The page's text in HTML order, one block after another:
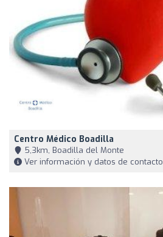
Centro Médico Boadilla
5,3km, Boadilla del Monte
Ver información y datos de contacto